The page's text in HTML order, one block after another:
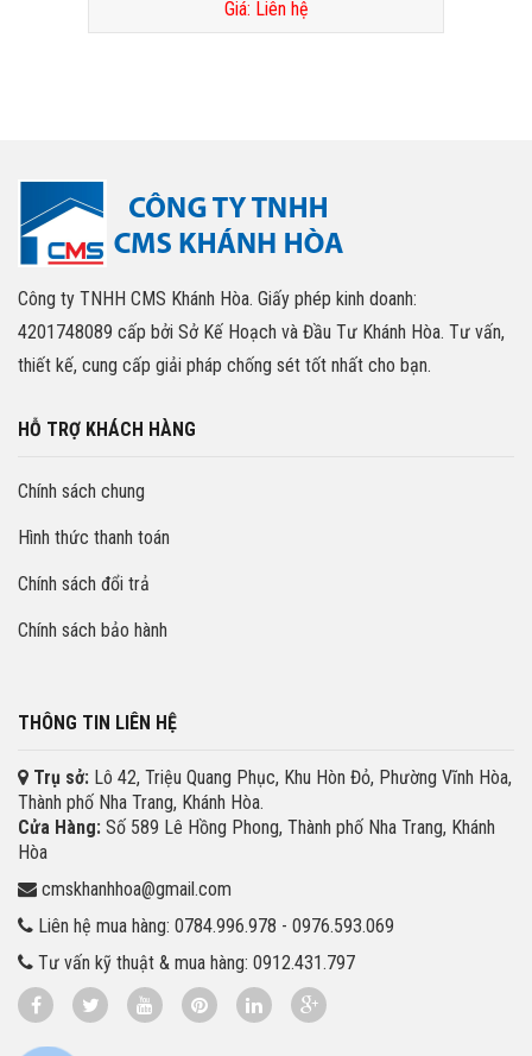
Giá: Liên hệ
Công ty TNHH CMS Khánh Hòa. Giấy phép kinh doanh:
4201748089 cấp bởi Sở Kế Hoạch và Đầu Tư Khánh Hòa. Tư vấn,
thiết kế, cung cấp giải pháp chống sét tốt nhất cho bạn.
HỖ TRỢ KHÁCH HÀNG
Chính sách chung
Hình thức thanh toán
Chính sách đổi trả
Chính sách bảo hành
THÔNG TIN LIÊN HỆ
Trụ sở: Lô 42, Triệu Quang Phục, Khu Hòn Đỏ, Phường Vĩnh Hòa,
Thành phố Nha Trang, Khánh Hòa.
Cửa Hàng: Số 589 Lê Hồng Phong, Thành phố Nha Trang, Khánh
Hòa
cmskhanhhoa@gmail.com
Liên hệ mua hàng: 0784.996.978 - 0976.593.069
Tư vấn kỹ thuật & mua hàng: 0912.431.797